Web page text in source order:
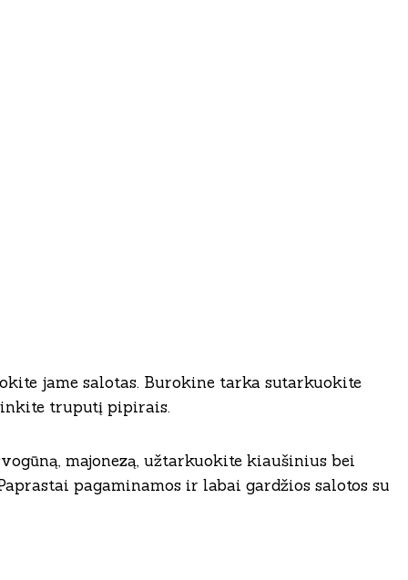
jame salotas. Burokine tarka sutarkuokite
truputį pipirais.
majonezą, užtarkuokite kiaušinius bei
pagaminamos ir labai gardžios salotos su